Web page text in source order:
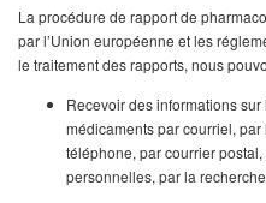
La procédure de rapport de
par l’Union européenne et les
le traitement des rapports, nous
Recevoir des informations
médicaments par courriel,
téléphone, par courrier postal,
personnelles, par la